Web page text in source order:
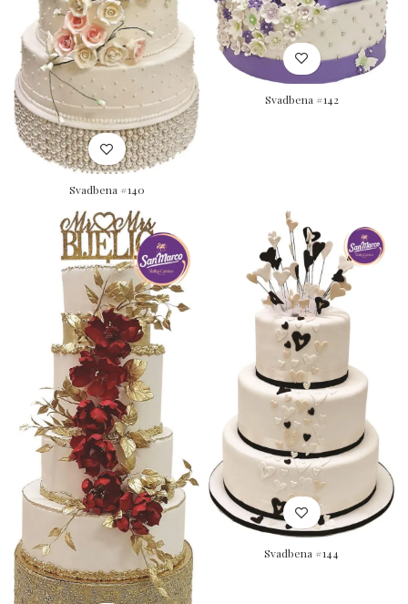
Svadbena #140
Svadbena #142
Svadbena #144